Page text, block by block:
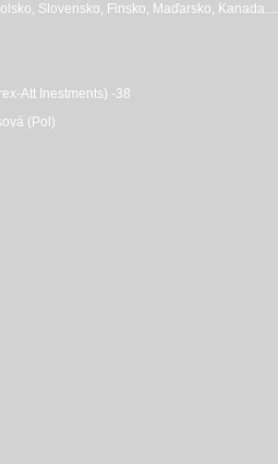
Slovensko, Finsko, Maďarsko, Kanada....
Att Inestments) -38
(Pol)